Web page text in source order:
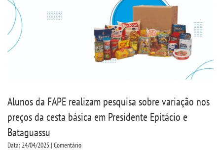
Alunos da FAPE realizam pesquisa sobre variação nos
preços da cesta básica em Presidente Epitácio e
Bataguassu
Data: 24/04/2025 | Comentário